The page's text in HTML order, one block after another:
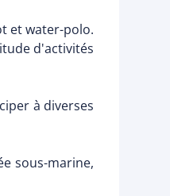
et water-polo.
d'activités
à diverses
sous-marine,